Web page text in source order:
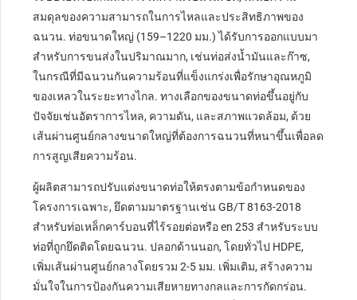
สมดุลของความสามารถในการไหลและประสิทธิภาพของ
ฉนวน. ท่อขนาดใหญ่ (159–1220 มม.) ได้รับการออกแบบมา
สำหรับการขนส่งในปริมาณมาก, เช่นท่อส่งน้ำมันและก๊าซ,
ในกรณีที่มีฉนวนกันความร้อนที่แข็งแกร่งเพื่อรักษาอุณหภูมิ
ของเหลวในระยะทางไกล. ทางเลือกของขนาดท่อขึ้นอยู่กับ
ปัจจัยเช่นอัตราการไหล, ความดัน, และสภาพแวดล้อม, ด้วย
เส้นผ่านศูนย์กลางขนาดใหญ่ที่ต้องการฉนวนที่หนาขึ้นเพื่อลด
การสูญเสียความร้อน.
ผู้ผลิตสามารถปรับแต่งขนาดท่อให้ตรงตามข้อกำหนดของ
โครงการเฉพาะ, ยึดตามมาตรฐานเช่น GB/T 8163-2018
สำหรับท่อเหล็กคาร์บอนที่ไร้รอยต่อหรือ en 253 สำหรับระบบ
ท่อที่ถูกยึดติดโดยฉนวน. ปลอกด้านนอก, โดยทั่วไป HDPE,
เพิ่มเส้นผ่านศูนย์กลางโดยรวม 2-5 มม. เพิ่มเติม, สร้างความ
มั่นใจในการป้องกันความเสียหายทางกลและการกัดกร่อน.